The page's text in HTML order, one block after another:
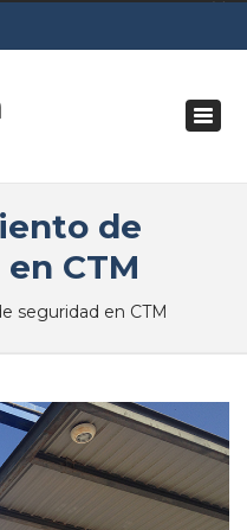
- 18:00
de
CTM
seguridad en CTM